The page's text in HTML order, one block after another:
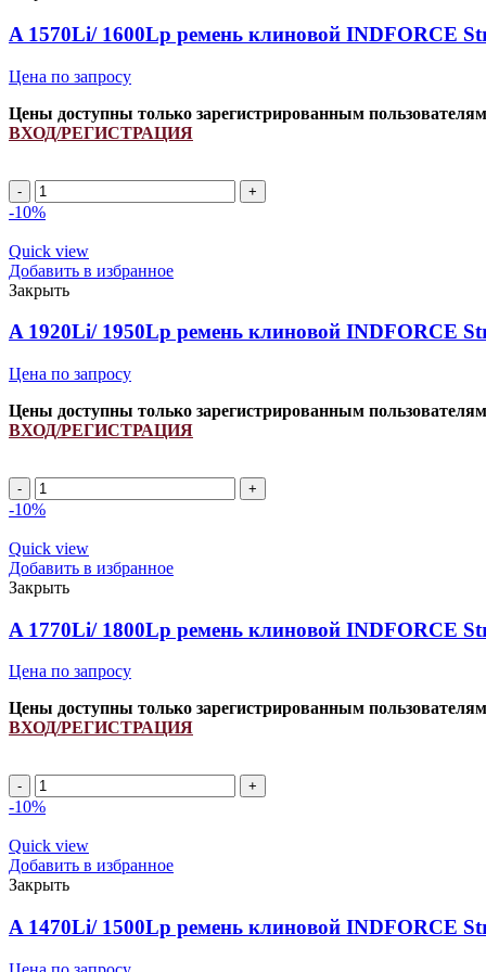
A 1570Li/ 1600Lp ремень клиновой INDFORCE
Цена по запросу
Цены доступны только зарегистрированным пользователям
ВХОД/РЕГИСТРАЦИЯ
A
1570Li/
ремень
клиновой
INDFORCE
Strongest
quantity
-10%
Quick view
Добавить в избранное
Закрыть
A 1920Li/ 1950Lp ремень клиновой INDFORCE
Цена по запросу
Цены доступны только зарегистрированным пользователям
ВХОД/РЕГИСТРАЦИЯ
A
1920Li/
ремень
клиновой
INDFORCE
Strongest
quantity
-10%
Quick view
Добавить в избранное
Закрыть
A 1770Li/ 1800Lp ремень клиновой INDFORCE
Цена по запросу
Цены доступны только зарегистрированным пользователям
ВХОД/РЕГИСТРАЦИЯ
A
1770Li/
ремень
клиновой
INDFORCE
Strongest
quantity
-10%
Quick view
Добавить в избранное
Закрыть
A 1470Li/ 1500Lp ремень клиновой INDFORCE